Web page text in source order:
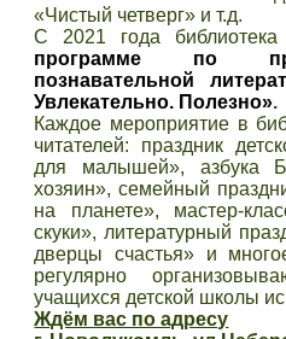
«Чистый четверг» и т.д.
С 2021 года библиотека
программе по
познавательной
Увлекательно. Полезно».
Каждое мероприятие в
читателей: праздник
для малышей», азбука
хозяин», семейный
на планете», мастер-
скуки», литературный
дверцы счастья» и
регулярно
учащихся детской школы
Ждём вас по адресу